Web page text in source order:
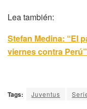
Lea también:
Stefan Medina: “El
viernes contra
Tags: Juventus